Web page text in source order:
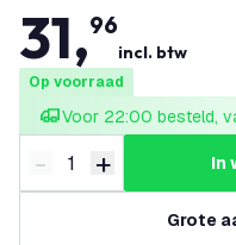
31,96
incl. btw
Op voorraad
Voor 22:00 besteld,
Verminder
- Verhoog
+ in
Grote